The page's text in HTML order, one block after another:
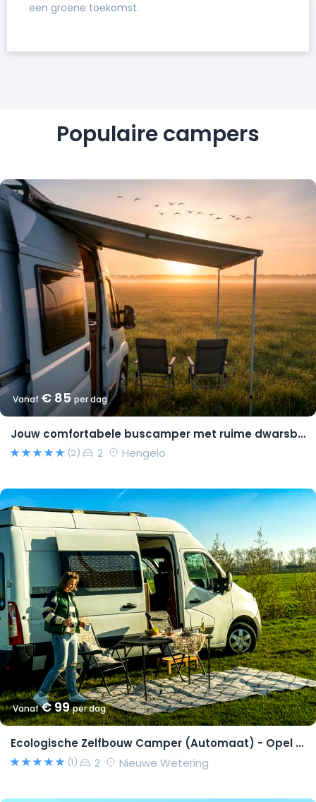
een groene toekomst.
Populaire campers
Vanaf € 85per dag
Jouw comfortabele buscamper met ruime dwarsbedden en natural look(s)!
(2) 2 Hengelo
Vanaf€ 99per dag
Ecologische Zelfbouw Camper (Automaat) - Opel Movano 2015 – Richard
(1) 2 Nieuwe Wetering